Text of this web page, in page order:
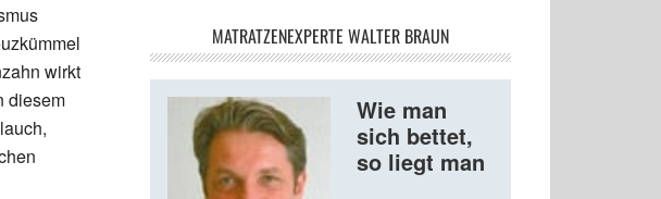
wirkt
diesem
MATRATZENEXPERTE WALTER BRAUN
Wie man
sich bettet,
so liegt man